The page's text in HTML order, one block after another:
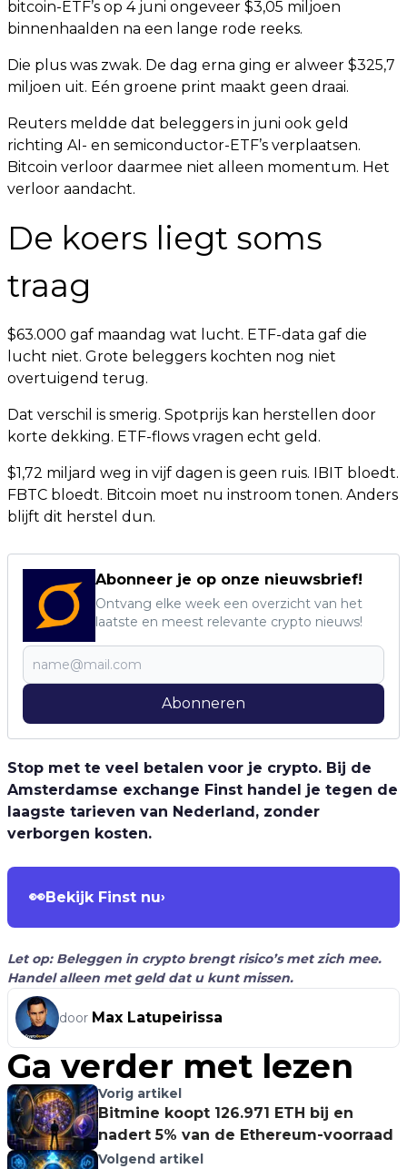
bitcoin-ETF’s op 4 juni ongeveer $3,05 miljoen
binnenhaalden na een lange rode reeks.
Die plus was zwak. De dag erna ging er alweer $325,7
miljoen uit. Eén groene print maakt geen draai.
Reuters meldde dat beleggers in juni ook geld
richting AI- en semiconductor-ETF’s verplaatsen.
Bitcoin verloor daarmee niet alleen momentum. Het
verloor aandacht.
De koers liegt soms
traag
$63.000 gaf maandag wat lucht. ETF-data gaf die
lucht niet. Grote beleggers kochten nog niet
overtuigend terug.
Dat verschil is smerig. Spotprijs kan herstellen door
korte dekking. ETF-flows vragen echt geld.
$1,72 miljard weg in vijf dagen is geen ruis. IBIT bloedt.
FBTC bloedt. Bitcoin moet nu instroom tonen. Anders
blijft dit herstel dun.
Abonneer je op onze nieuwsbrief!
Ontvang elke week een overzicht van het
laatste en meest relevante crypto nieuws!
Abonneren
Stop met te veel betalen voor je crypto. Bij de
Amsterdamse exchange Finst handel je tegen de
laagste tarieven van Nederland, zonder
verborgen kosten.
👀Bekijk Finst nu›
Let op: Beleggen in crypto brengt risico’s met zich mee.
Handel alleen met geld dat u kunt missen.
door Max Latupeirissa
Ga verder met lezen
Vorig artikel
Bitmine koopt 126.971 ETH bij en
nadert 5% van de Ethereum-voorraad
Volgend artikel